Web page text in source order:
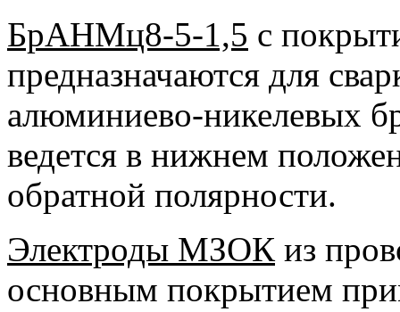
БрАНМц8-5-1,5 с
предназначаются для
алюминиево-никелевых
ведется в нижнем
обратной полярности.
Электроды МЗОК из
основным покрытием